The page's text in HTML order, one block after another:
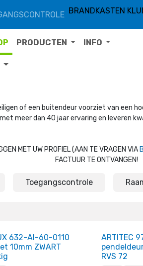
BRANDKASTEN
PRODUCTEN INFO
of een buitendeur voorziet van een
meer dan 40 jaar ervaring en leveren
MET UW PROFIEL (AAN TE VRAGEN VIA
FACTUUR TE ONTVANGEN!
Toegangscontrole
632-AI-60-0110
10mm ZWART
ARTITEC
RVS 72